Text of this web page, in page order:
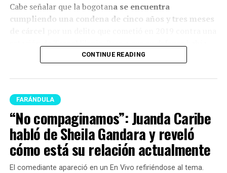
Cabe señalar que la bogotana se encuentra
cumpliendo una condena de cinco años y tres meses
logrado que pasara su condena en la Escuela de
Buen Pastor, ahora nuevamente será enviada a un
centro carcelario.
Es preciso señalar que esta decisión hace parte de
nuevosmovimientos que está realizando el Gobierno
respecto a todo el sistema carcelario del país.Esta
medida ha generado diferentes reacciones,
especialmente por tratarse de una figura ampliamente
CONTINUE READING
FARÁNDULA
“No compaginamos”: Juanda Caribe
habló de Sheila Gandara y reveló
cómo está su relación actualmente
El comediante apareció en un En Vivo refiriéndose al tema.